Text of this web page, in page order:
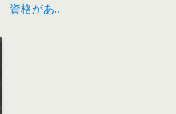
資格があ…